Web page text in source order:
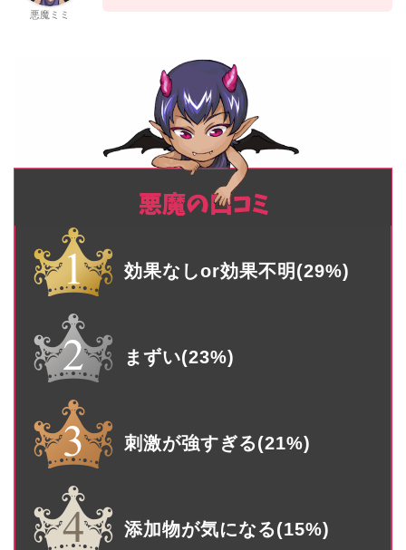
悪魔ミミ
効果なしor効果不明(29%)
まずい(23%)
刺激が強すぎる(21%)
添加物が気になる(15%)